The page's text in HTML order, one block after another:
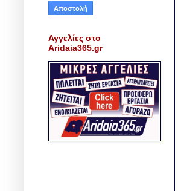
Αγγελίες στο
Aridaia365.gr